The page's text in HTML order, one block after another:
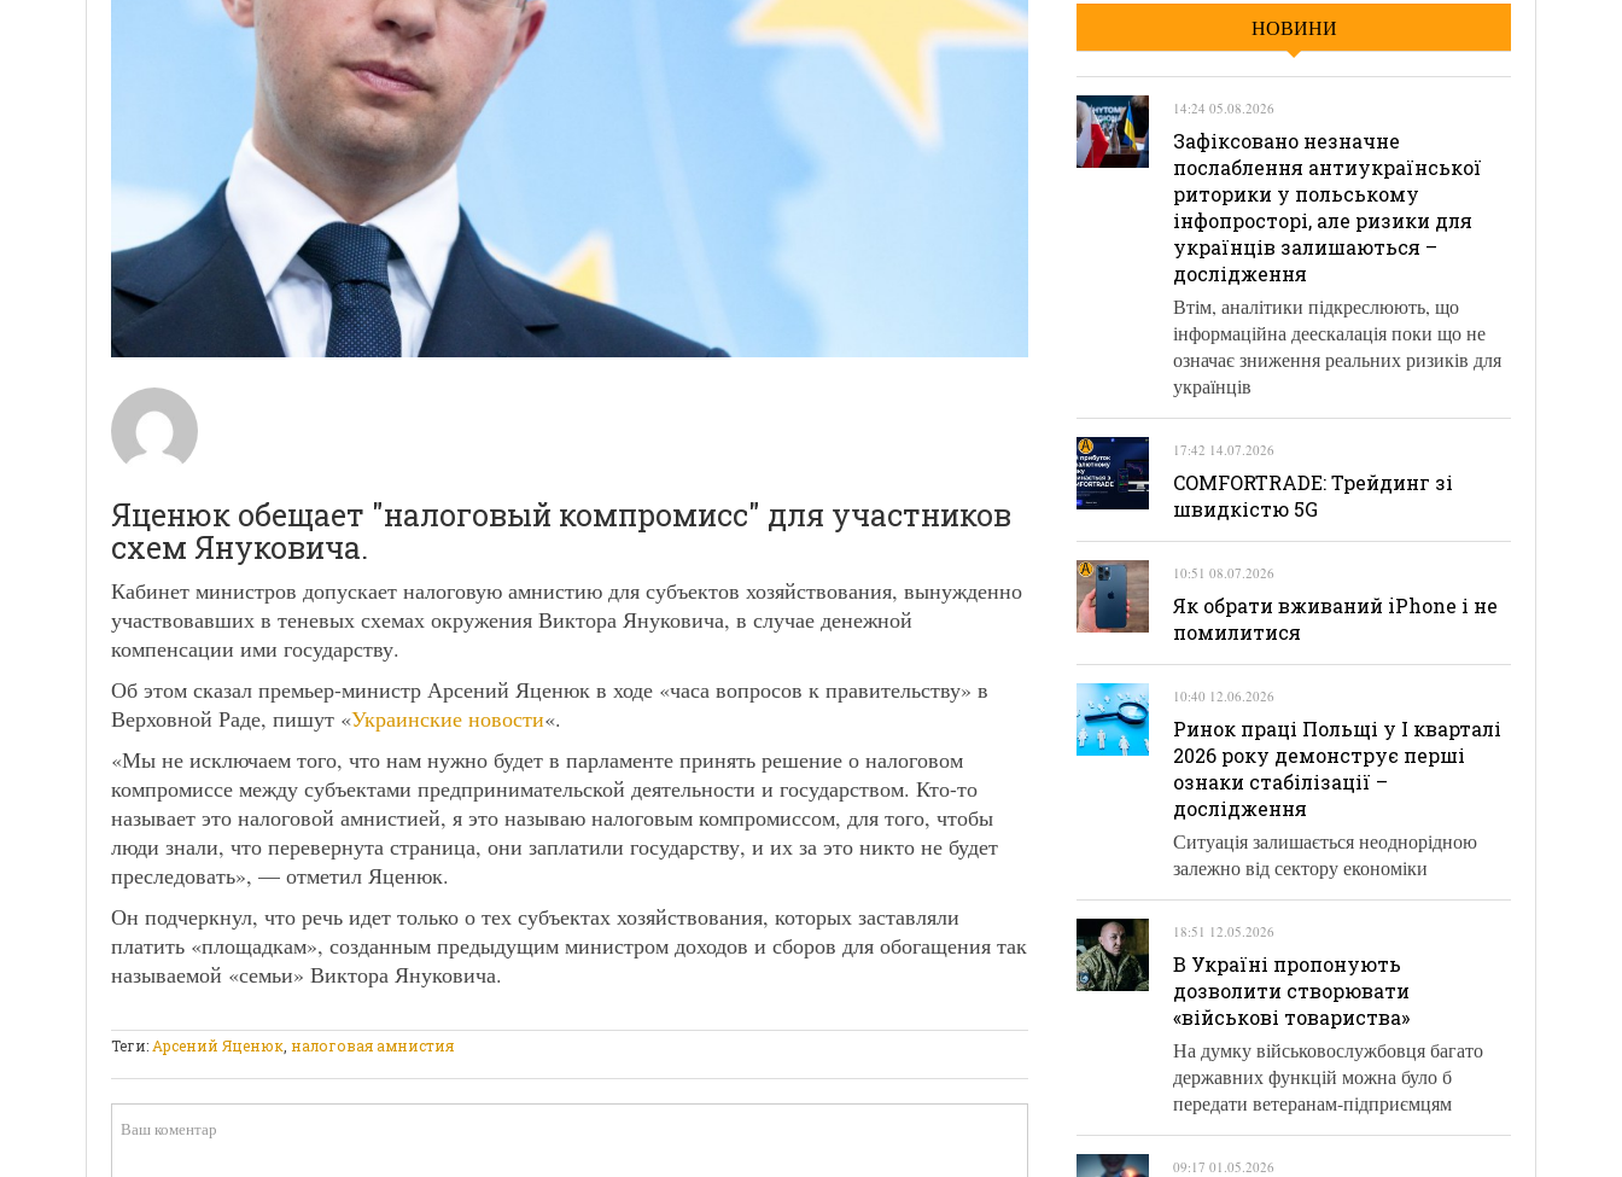
Яценюк обещает "налоговый компромисс" для участников
схем Януковича.
Кабинет министров допускает налоговую амнистию для субъектов хозяйствования, вынужденно
участвовавших в теневых схемах окружения Виктора Януковича, в случае денежной
компенсации ими государству.
Об этом сказал премьер-министр Арсений Яценюк в ходе «часа вопросов к правительству» в
Верховной Раде, пишут «Украинские новости«.
«Мы не исключаем того, что нам нужно будет в парламенте принять решение о налоговом
компромиссе между субъектами предпринимательской деятельности и государством. Кто-то
называет это налоговой амнистией, я это называю налоговым компромиссом, для того, чтобы
люди знали, что перевернута страница, они заплатили государству, и их за это никто не будет
преследовать», — отметил Яценюк.
Он подчеркнул, что речь идет только о тех субъектах хозяйствования, которых заставляли
платить «площадкам», созданным предыдущим министром доходов и сборов для обогащения так
называемой «семьи» Виктора Януковича.
Теги: Арсений Яценюк налоговая амнистия
НОВИНИ
14:24 05.08.2026
Зафіксовано незначне
послаблення антиукраїнської
риторики у польському
інфопросторі, але ризики для
українців залишаються –
дослідження
Втім, аналітики підкреслюють, що
інформаційна деескалація поки що не
означає зниження реальних ризиків для
українців
17:42 14.07.2026
COMFORTRADE: Трейдинг зі
швидкістю 5G
10:51 08.07.2026
Як обрати вживаний iPhone і не
помилитися
10:40 12.06.2026
Ринок праці Польщі у І кварталі
2026 року демонструє перші
ознаки стабілізації –
дослідження
Ситуація залишається неоднорідною
залежно від сектору економіки
18:51 12.05.2026
В Україні пропонують
дозволити створювати
«військові товариства»
На думку військовослужбовця багато
державних функцій можна було б
передати ветеранам-підприємцям
09:17 01.05.2026